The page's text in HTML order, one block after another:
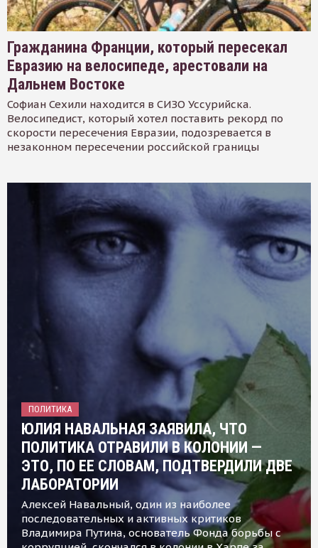
Гражданина Франции, который пересекал
Евразию на велосипеде, арестовали на
Дальнем Востоке
Софиан Сехили находится в СИЗО Уссурийска.
Велосипедист, который хотел поставить рекорд по
скорости пересечения Евразии, подозревается в
незаконном пересечении российской границы
ПОЛИТИКА
ЮЛИЯ НАВАЛЬНАЯ ЗАЯВИЛА, ЧТО
ПОЛИТИКА ОТРАВИЛИ В КОЛОНИИ —
ЭТО, ПО ЕЕ СЛОВАМ, ПОДТВЕРДИЛИ ДВЕ
ЛАБОРАТОРИИ
Алексей Навальный, один из наиболее
последовательных и активных критиков
Владимира Путина, основатель Фонда борьбы с